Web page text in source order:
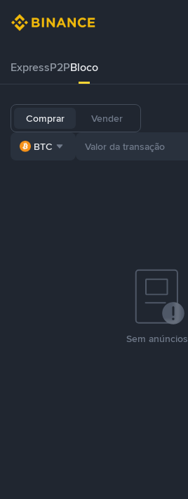
ExpressP2PBloco
Comprar Vender
BTC
Sem anúncios